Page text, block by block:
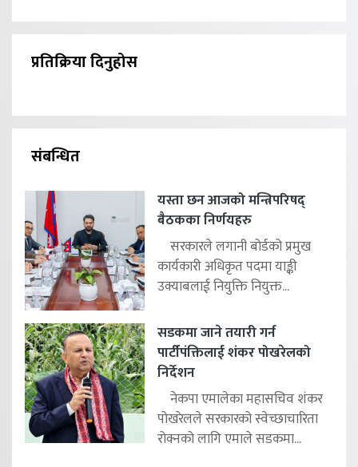
प्रतिक्रिया दिनुहोस
संबन्धित
यस्ता छन आजको मन्त्रिपरिषद्
बैठकका निर्णयहरु
सरकारले लगानी बोर्डको प्रमुख
कार्यकारी अधिकृत पदमा याङ्की
उक्याबलाई नियुक्ति नियुक्त...
सडकमा जाने तयारी गर्न
पार्टीपंक्तिलाई शंकर पोखरेलको
निर्देशन
नेकपा एमालेका महासचिव शंकर
पोखरेलले सरकारको स्वेच्छाचारिता
रोक्नको लागि एमाले सडकमा...